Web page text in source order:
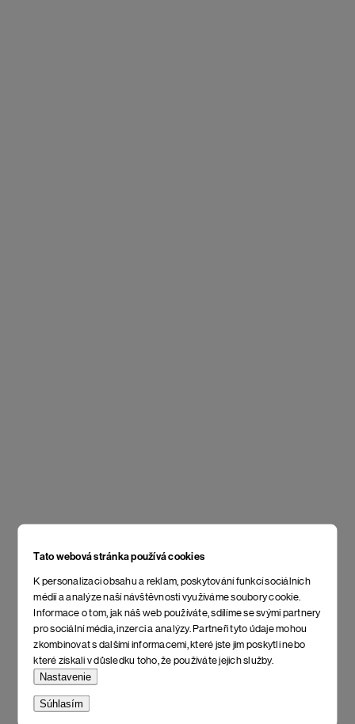
Tato webová stránka používá cookies
K personalizaci obsahu a reklam, poskytování funkcí sociálních
médií a analýze naší návštěvnosti využíváme soubory cookie.
Informace o tom, jak náš web používáte, sdílíme se svými partnery
pro sociální média, inzerci a analýzy. Partneři tyto údaje mohou
zkombinovat s dalšími informacemi, které jste jim poskytli nebo
které získali v důsledku toho, že používáte jejich služby.
Nastavenie
Súhlasím